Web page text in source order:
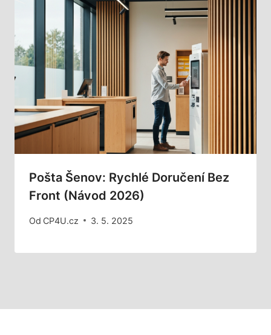
Pošta Šenov: Rychlé Doručení Bez
Front (Návod 2026)
Od CP4U.cz 3. 5. 2025